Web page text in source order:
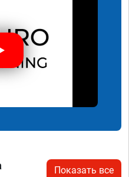
Показать все